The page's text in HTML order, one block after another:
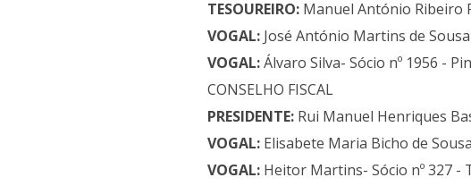
TESOUREIRO: Manuel António Ribeiro
VOGAL: José António Martins de
VOGAL:Álvaro Silva- Sócio nº 1956 -
CONSELHO FISCAL
PRESIDENTE: Rui Manuel Henriques
VOGAL: Elisabete Maria Bicho de
VOGAL: Heitor Martins- Sócio nº 327 -